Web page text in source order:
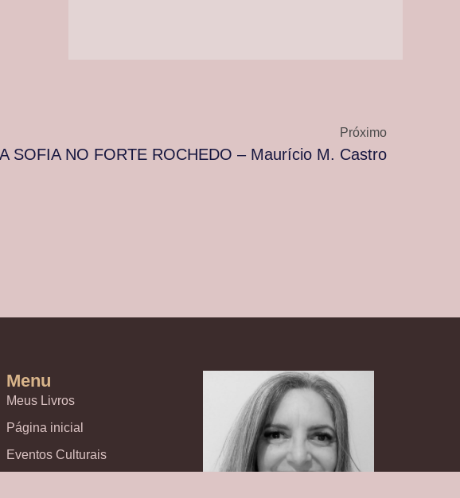
Próximo
SOFIA NO FORTE ROCHEDO – Maurício M. Castro
Menu
Meus Livros
Página inicial
Eventos Culturais